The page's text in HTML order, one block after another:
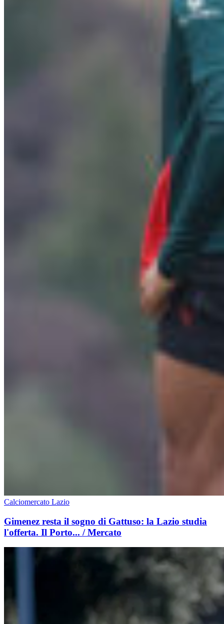
Calciomercato Lazio
Gimenez resta il sogno di Gattuso: la Lazio studia
l'offerta. Il Porto... / Mercato